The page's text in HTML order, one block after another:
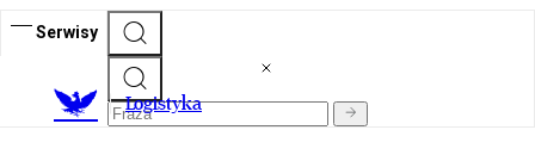
Serwisy
Logistyka